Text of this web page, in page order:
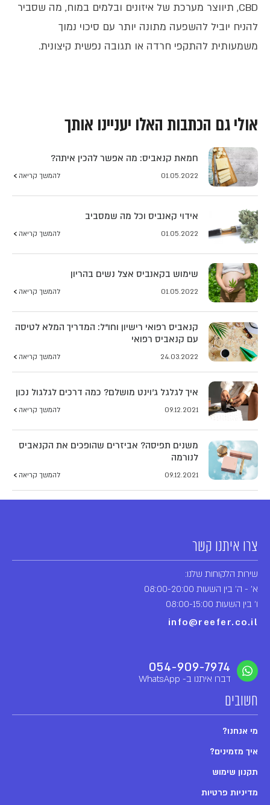
CBD, תיווצר מערכת של איזונים ובלמים במוח, מה שסביר
להניח יוביל להשפעה מתונה יותר עם סיכוי נמוך
משמעותית להתקפי חרדה או תגובה נפשית קיצונית.
אולי גם הכתבות האלו יעניינו אותך
חמאת קנאביס: מה אפשר להכין איתה?
01.05.2022 להמשך קריאה
אידוי קאנביס וכל מה שמסביב
01.05.2022 להמשך קריאה
שימוש בקאנביס אצל נשים בהריון
01.05.2022 להמשך קריאה
קנאביס רפואי רישיון וחו“ל: המדריך המלא לטיסה
עם קנאביס רפואי
24.03.2022 להמשך קריאה
איך לגלגל ג'וינט מושלם? כמה דרכים לגלגול נכון
09.12.2021 להמשך קריאה
משנים תפיסה? אביזרים שהופכים את הקנאביס
לנורמה
09.12.2021 להמשך קריאה
צרו איתנו קשר
שירות הלקוחות שלנו:
א' - ה' בין השעות 08:00-20:00
ו' בין השעות 08:00-15:00
info@reefer.co.il
054-909-7974
דברו איתנו ב- WhatsApp
חשובים
מי אנחנו?
איך מזמינים?
תקנון שימוש
מדיניות פרטיות